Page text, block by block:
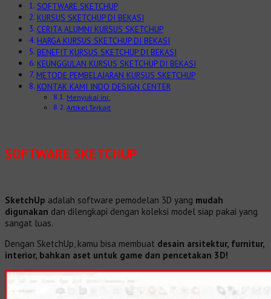
SOFTWARE SKETCHUP
KURSUS SKETCHUP DI BEKASI
CERITA ALUMNI KURSUS SKETCHUP
HARGA KURSUS SKETCHUP DI BEKASI
BENEFIT KURSUS SKETCHUP DI BEKASI
KEUNGGULAN KURSUS SKETCHUP DI BEKASI
METODE PEMBELAJARAN KURSUS SKETCHUP
KONTAK KAMI INDO DESIGN CENTER
Menyukai ini:
Artikel Terkait
SOFTWARE SKETCHUP
SketchUp adalah software pemodelan 3D yang mudah
digunakan dan dilengkapi dengan koleksi model siap pakai yang
sangat luas.
Dengan SketchUp, kamu bisa membuat desain arsitektur, furnitur,
interior, bahkan aset untuk game dan pencetakan 3D!